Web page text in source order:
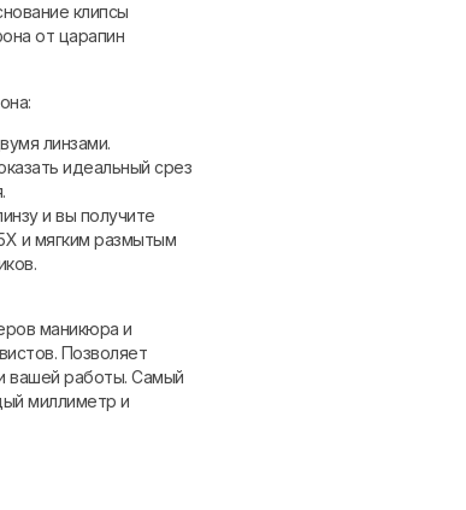
клипсы
от царапин
линзами.
идеальный срез
и вы получите
и мягким размытым
маникюра и
Позволяет
вашей работы. Самый
миллиметр и